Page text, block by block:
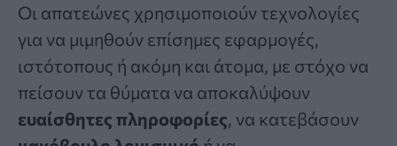
Οι απατεώνες χρησιμοποιούν τεχνολογίες
για να μιμηθούν επίσημες εφαρμογές,
ιστότοπους ή ακόμη και άτομα, με στόχο να
πείσουν τα θύματα να αποκαλύψουν
ευαίσθητες πληροφορίες, να κατεβάσουν